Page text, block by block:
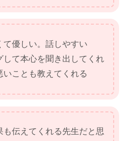
優しい。話しやすい
して本心を聞き出してくれ
いことも教えてくれる
も伝えてくれる先生だと思